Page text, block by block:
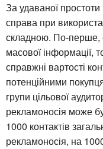
За удаваної простоти
справа при
складною. По-перше,
масової
справжні вартості
потенційними
групи цільової
рекламоносія може
1000 контактів
рекламоносія, на